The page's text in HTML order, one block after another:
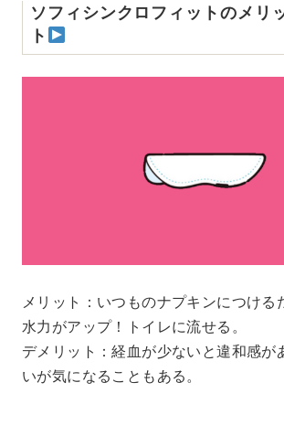
ソフィシンクロフィットのメリ
ト
メリット：いつものナプキンにつける
水力がアップ！トイレに流せる。
デメリット：経血が少ないと違和感が
いが気になることもある。